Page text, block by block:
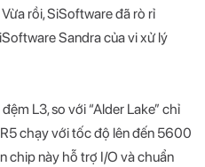
rồi, SiSoftware đã rò rỉ
Sandra của vi xử lý
L3, so với “Alder Lake” chỉ
chạy với tốc độ lên đến 5600
chip này hỗ trợ I/O và chuẩn